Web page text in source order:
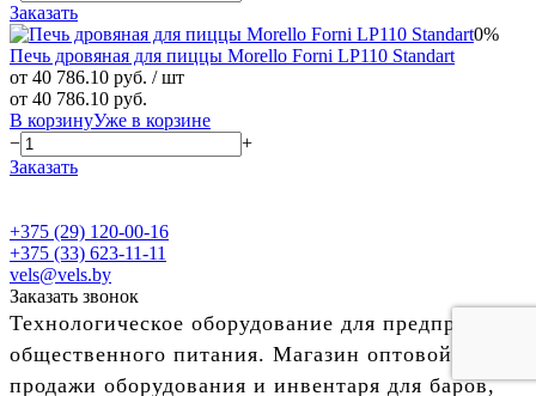
Заказать
0%
Печь дровяная для пиццы Morello Forni LP110 Standart
от 40 786.10 руб. / шт
от 40 786.10 руб.
В корзинуУже в корзине
−
+
Заказать
+375 (29) 120-00-16
+375 (33) 623-11-11
vels@vels.by
Заказать звонок
Технологическое оборудование для предприятий
общественного питания. Магазин оптовой
продажи оборудования и инвентаря для баров,